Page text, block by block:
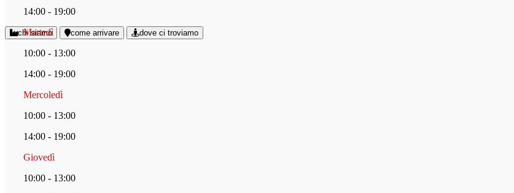
chi siamo come arrivare dove ci troviamo
14:00 - 19:00
Martedì
10:00 - 13:00
14:00 - 19:00
Mercoledì
10:00 - 13:00
14:00 - 19:00
Giovedì
10:00 - 13:00